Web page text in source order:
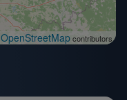
OpenStreetMapcontributors